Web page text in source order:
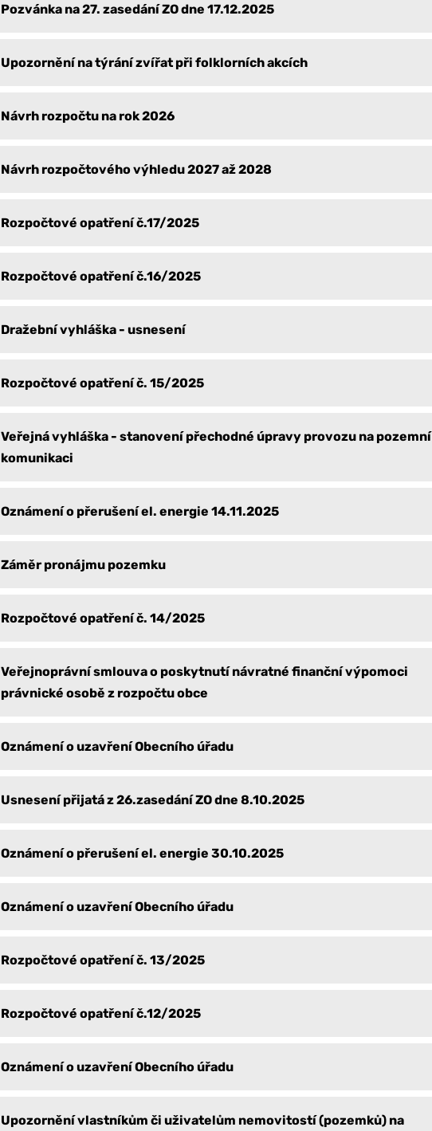
Pozvánka na 27. zasedání ZO dne 17.12.2025
Upozornění na týrání zvířat při folklorních akcích
Návrh rozpočtu na rok 2026
Návrh rozpočtového výhledu 2027 až 2028
Rozpočtové opatření č.17/2025
Rozpočtové opatření č.16/2025
Dražební vyhláška - usnesení
Rozpočtové opatření č. 15/2025
Veřejná vyhláška - stanovení přechodné úpravy provozu na pozemní
komunikaci
Oznámení o přerušení el. energie 14.11.2025
Záměr pronájmu pozemku
Rozpočtové opatření č. 14/2025
Veřejnoprávní smlouva o poskytnutí návratné finanční výpomoci
právnické osobě z rozpočtu obce
Oznámení o uzavření Obecního úřadu
Usnesení přijatá z 26.zasedání ZO dne 8.10.2025
Oznámení o přerušení el. energie 30.10.2025
Oznámení o uzavření Obecního úřadu
Rozpočtové opatření č. 13/2025
Rozpočtové opatření č.12/2025
Oznámení o uzavření Obecního úřadu
Upozornění vlastníkům či uživatelům nemovitostí (pozemků) na